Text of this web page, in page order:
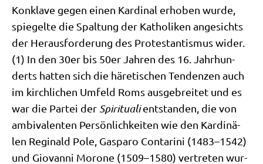
Kon­kla­ve gegen einen Kar­di­nal erho­ben wur­de,
spie­gel­te die Spal­tung der Katho­li­ken ange­sichts
der Her­aus­for­de­rung des Pro­te­stan­tis­mus wider.
(1) In den 30er bis 50er Jah­ren des 16. Jahr­hun­
derts hat­ten sich die häre­ti­schen Ten­den­zen auch
im kirch­li­chen Umfeld Roms aus­ge­brei­tet und es
war die Par­tei der Spi­ri­tua­lient­stan­den, die von
ambi­va­len­ten Per­sön­lich­kei­ten wie den Kar­di­nä­
len Regi­nald Pole, Gas­pa­ro Con­ta­ri­ni (1483–1542)
und Gio­van­ni Morone (1509–1580) ver­tre­ten wur­